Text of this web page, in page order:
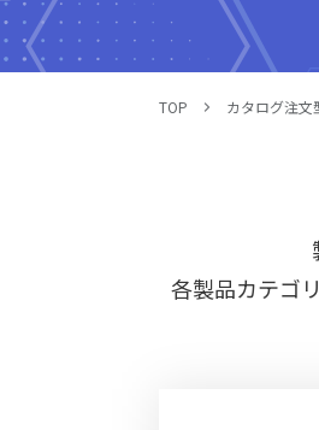
TOP カタログ注文
各製品カテゴ